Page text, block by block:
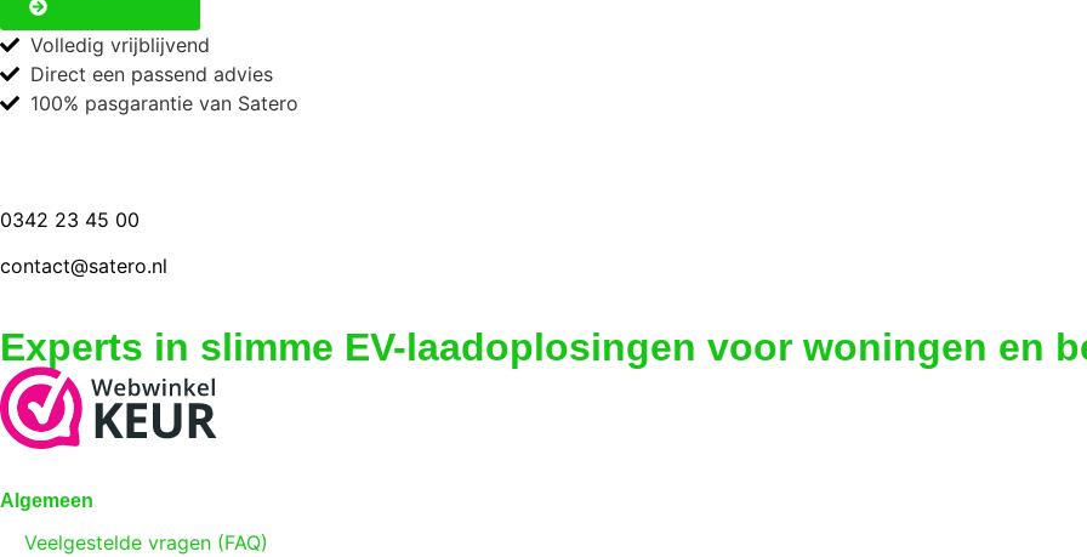
Volledig vrijblijvend
Direct een passend advies
100% pasgarantie van Satero
0342 23 45 00
contact@satero.nl
Experts in slimme EV-laadoplosingen voor woningen en
Algemeen
Veelgestelde vragen (FAQ)